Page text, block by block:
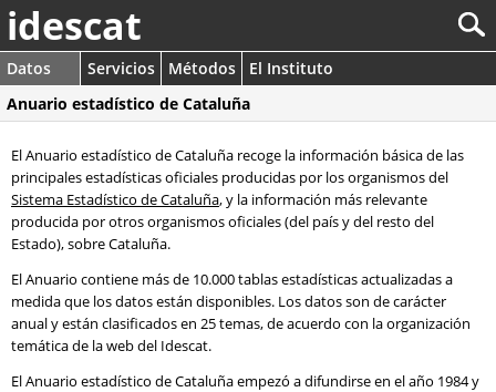
idescat
Datos Servicios Métodos
El Instituto
Anuario estadístico de Cataluña
El Anuario estadístico de Cataluña recoge la información básica de las
principales estadísticas oficiales producidas por los organismos del
Sistema Estadístico de Cataluña, y la información más relevante
producida por otros organismos oficiales (del país y del resto del
Estado), sobre Cataluña.
El Anuario contiene más de 10.000 tablas estadísticas actualizadas a
medida que los datos están disponibles. Los datos son de carácter
anual y están clasificados en 25 temas, de acuerdo con la organización
temática de la web del Idescat.
El Anuario estadístico de Cataluña empezó a difundirse en el año 1984 y